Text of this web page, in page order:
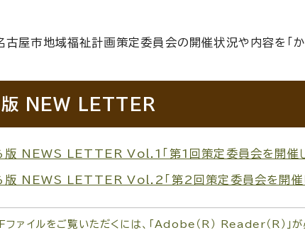
屋市地域福祉計画策定委員会の開催状況や内容を「か
版 NEW LETTER
版 NEWS LETTER Vol.1「第1回策定委員会を開催
版 NEWS LETTER Vol.2「第2回策定委員会を開催
ファイルをご覧いただくには、「Adobe（R） Reader（R）」